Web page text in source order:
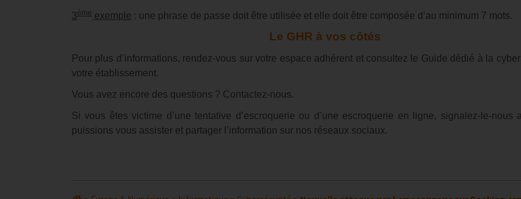
3ème exemple : une phrase de passe doit être utilisée et elle doit être composée d’au minimum 7 mots.
Le GHR à vos côtés
Pour plus d’informations, rendez-vous sur votre espace adhérent et consultez le Guide dédié à la
votre établissement.
Vous avez encore des questions ? Contactez-nous.
Si vous êtes victime d’une tentative d’escroquerie ou d’une escroquerie en ligne, signalez-le-nous
puissions vous assister et partager l’information sur nos réseaux sociaux.